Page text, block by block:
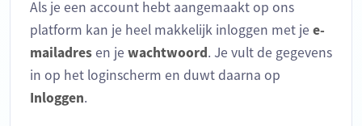
Als je een account hebt aangemaakt op ons
platform kan je heel makkelijk inloggen met je e-
mailadresen je wachtwoord. Je vult de gegevens
in op het loginscherm en duwt daarna op
Inloggen.